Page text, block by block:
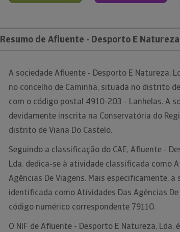
Resumo de Afluente - Desporto E
A sociedade Afluente - Desporto E Natureza,
no concelho de Caminha, situada no distrito
com o código postal 4910-203 - Lanhelas. A
devidamente inscrita na Conservatória do
distrito de Viana Do Castelo.
Seguindo a classificação do CAE, Afluente -
Lda. dedica-se à atividade classificada como
Agências De Viagens. Mais especificamente,
identificada como Atividades Das Agências
código numérico correspondente 79110.
O NIF de Afluente - Desporto E Natureza, Lda.